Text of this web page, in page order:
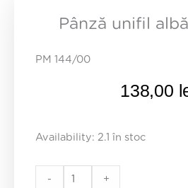
Pânză unifil
PM 144/00
138,00
Availability: 2.1 în stoc
Pânză
- +